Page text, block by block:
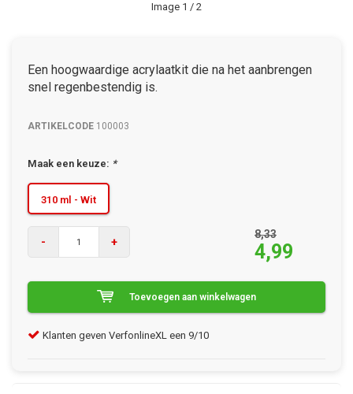
Image 1 / 2
Een hoogwaardige acrylaatkit die na het aanbrengen
snel regenbestendig is.
ARTIKELCODE 100003
Maak een keuze: *
310 ml - Wit
- +
8,33
4,99
Toevoegen aan winkelwagen
Klanten geven VerfonlineXL een 9/10